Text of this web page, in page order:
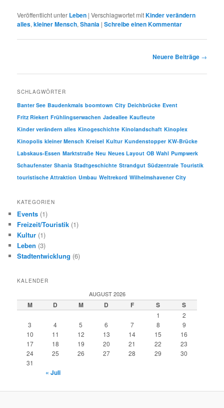
Veröffentlicht unter Leben |Verschlagwortet mitKinder verändern
alles,kleiner Mensch,Shania |Schreibe einen Kommentar
i
a
g
s
n
a
g
t
i
o
n
Neuere Beiträge →
SCHLAGWÖRTER
Banter See Baudenkmals boomtown City Deichbrücke Event
Fritz Riekert Frühlingserwachen Jadeallee Kaufleute
Kinder verändern alles Kinogeschichte Kinolandschaft Kinoplex
Kinopolis kleiner Mensch Kreisel Kultur Kundenstopper KW-Brücke
Labskaus-Essen Marktstraße Neu Neues Layout OB Wahl Pumpwerk
Schaufenster Shania Stadtgeschichte Strandgut Südzentrale Touristik
touristische Attraktion Umbau Weltrekord Wilhelmshavener City
KATEGORIEN
Events (1)
Freizeit/Touristik (1)
Kultur (1)
Leben (3)
Stadtentwicklung (6)
KALENDER
AUGUST 2026
M D M D F S S
1
2
3
4 5 6 7 8
9
10
11 12 13 14 15
16
17
18 19 20 21 22
23
24
25 26 27 28 29
30
31
« Juli